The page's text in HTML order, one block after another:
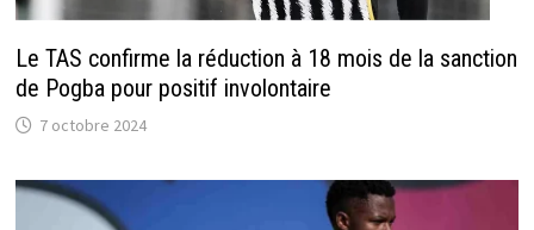
Le TAS confirme la réduction à 18 mois de la sanction
de Pogba pour positif involontaire
7 octobre 2024